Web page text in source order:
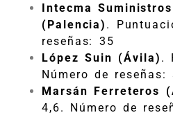
Intecma
(Palencia) .
reseñas: 35
López Suin (Ávila) .
Número de reseñas:
Marsán Ferreteros
4,6. Número de